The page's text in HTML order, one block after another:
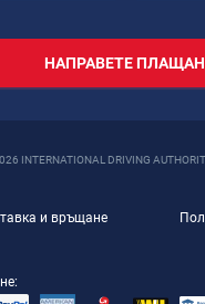
НАПРАВЕТЕ
INTERNATIONAL DRIVING
и връщане